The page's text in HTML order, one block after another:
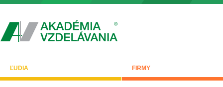
ĽUDIA FIRMY